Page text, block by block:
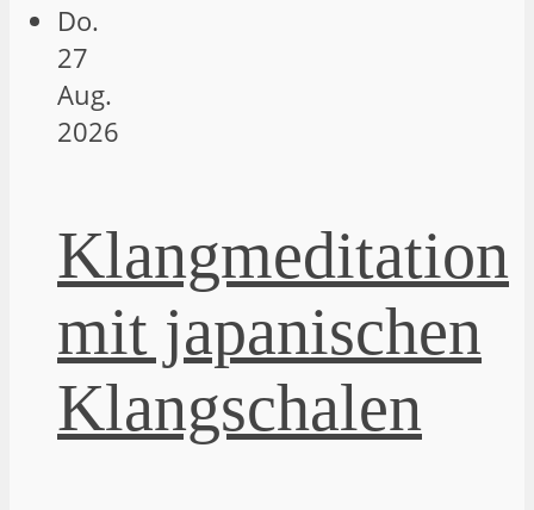
Do.
27
Aug.
2026
Klangmeditation
mit japanischen
Klangschalen